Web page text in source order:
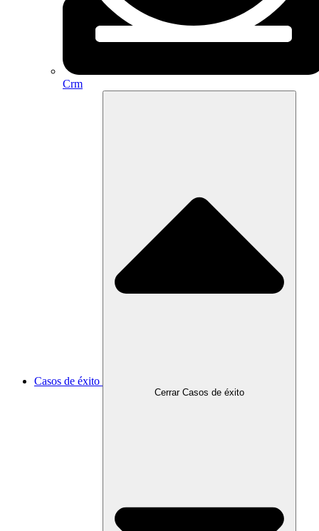
Crm
Casos de éxito
Cerrar Casos de éxito